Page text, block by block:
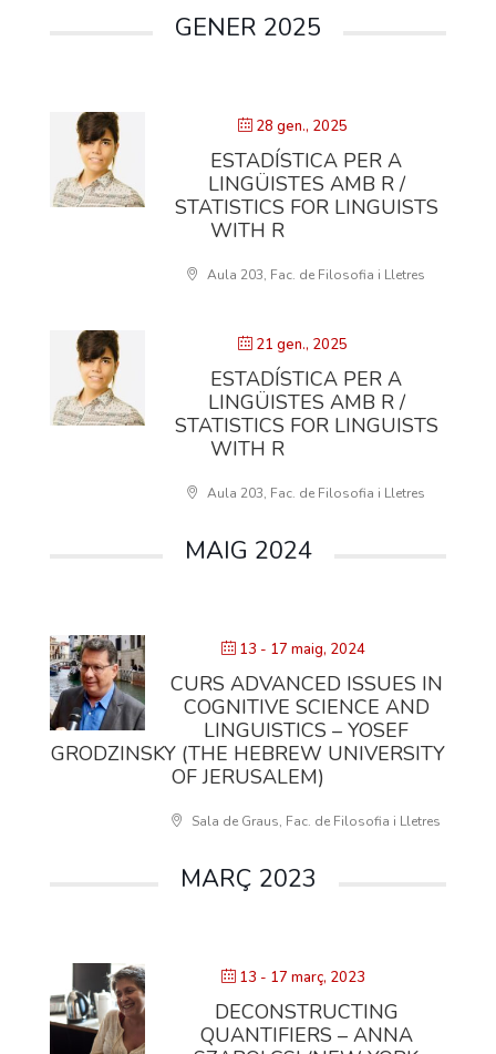
GENER 2025
28 gen., 2025
ESTADÍSTICA PER A
LINGÜISTES AMB R /
STATISTICS FOR LINGUISTS
WITH R
Aula 203, Fac. de Filosofia i Lletres
21 gen., 2025
ESTADÍSTICA PER A
LINGÜISTES AMB R /
STATISTICS FOR LINGUISTS
WITH R
Aula 203, Fac. de Filosofia i Lletres
MAIG 2024
13 - 17 maig, 2024
CURS ADVANCED ISSUES IN
COGNITIVE SCIENCE AND
LINGUISTICS – YOSEF
GRODZINSKY (THE HEBREW UNIVERSITY
OF JERUSALEM)
Sala de Graus, Fac. de Filosofia i Lletres
MARÇ 2023
13 - 17 març, 2023
DECONSTRUCTING
QUANTIFIERS – ANNA